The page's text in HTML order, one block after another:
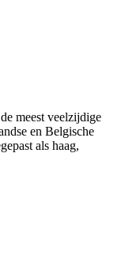
meest veelzijdige
en Belgische
als haag,